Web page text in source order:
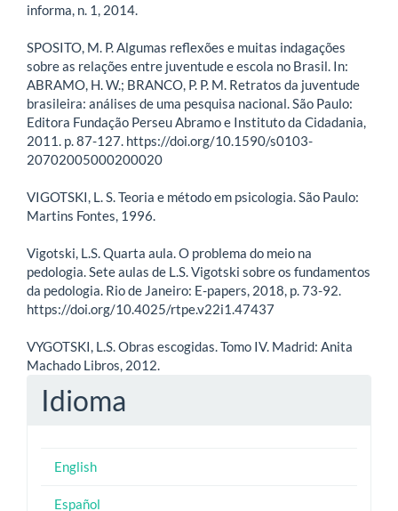
informa, n. 1, 2014.
SPOSITO, M. P. Algumas reflexões e muitas indagações
sobre as relações entre juventude e escola no Brasil. In:
ABRAMO, H. W.; BRANCO, P. P. M. Retratos da juventude
brasileira: análises de uma pesquisa nacional. São Paulo:
Editora Fundação Perseu Abramo e Instituto da Cidadania,
2011. p. 87-127. https://doi.org/10.1590/s0103-
20702005000200020
VIGOTSKI, L. S. Teoria e método em psicologia. São Paulo:
Martins Fontes, 1996.
Vigotski, L.S. Quarta aula. O problema do meio na
pedologia. Sete aulas de L.S. Vigotski sobre os fundamentos
da pedologia. Rio de Janeiro: E-papers, 2018, p. 73-92.
https://doi.org/10.4025/rtpe.v22i1.47437
VYGOTSKI, L.S. Obras escogidas. Tomo IV. Madrid: Anita
Machado Libros, 2012.
Idioma
English
Español